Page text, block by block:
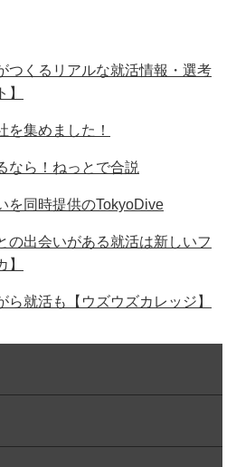
つくるリアルな就活情報・選考
を集めました！
なら！ねっとで合説
を同時提供のTokyoDive
の出会いがある就活は新しいフ
ら就活も【ウズウズカレッジ】